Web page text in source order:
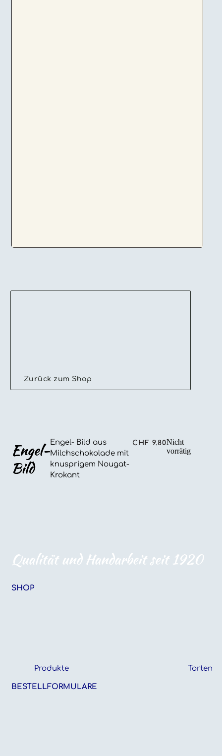
Zurück zum Shop
Engel-
Bild
Engel- Bild aus
Milchschokolade mit
knusprigem Nougat-
Krokant
CHF 9.80Nicht
vorrätig
Qualität und Handarbeit seit 1920
SHOP
Produkte Torten
BESTELLFORMULARE